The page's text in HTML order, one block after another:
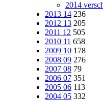
2014
2013 14 236
2012 13 205
2011 12 505
2010 11 658
2009 10 178
2008 09 276
2007 08 79
2006 07 351
2005 06 113
2004 05 332